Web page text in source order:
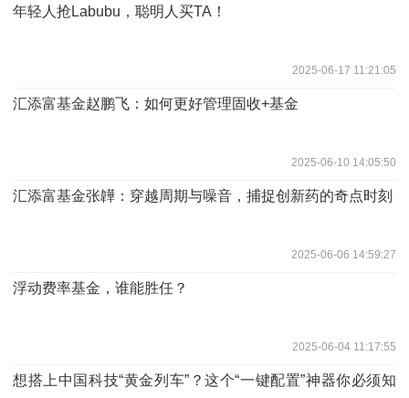
年轻人抢Labubu，聪明人买TA！
2025-06-17 11:21:05
汇添富基金赵鹏飞：如何更好管理固收+基金
2025-06-10 14:05:50
汇添富基金张韡：穿越周期与噪音，捕捉创新药的奇点时刻
2025-06-06 14:59:27
浮动费率基金，谁能胜任？
2025-06-04 11:17:55
想搭上中国科技“黄金列车”？这个“一键配置”神器你必须知